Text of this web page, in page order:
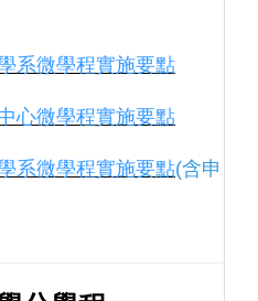
系微學程實施要點
心微學程實施要點
系微學程實施要點(含申